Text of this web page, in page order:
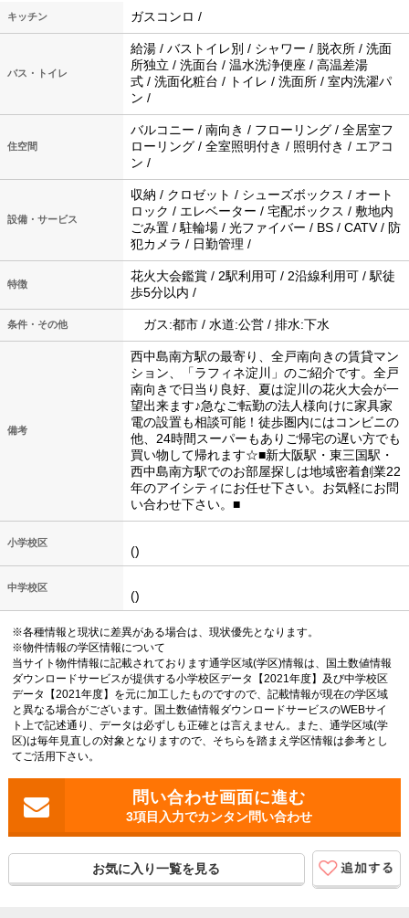
キッチン ガスコンロ /
バス・トイレ
給湯 / バストイレ別 / シャワー / 脱衣所 / 洗面
所独立 / 洗面台 / 温水洗浄便座 / 高温差湯
式 / 洗面化粧台 / トイレ / 洗面所 / 室内洗濯パ
ン /
住空間
バルコニー / 南向き / フローリング / 全居室フ
ローリング / 全室照明付き / 照明付き / エアコ
ン /
設備・サービス
収納 / クロゼット / シューズボックス / オート
ロック / エレベーター / 宅配ボックス / 敷地内
ごみ置 / 駐輪場 / 光ファイバー / BS / CATV / 防
犯カメラ / 日勤管理 /
特徴
花火大会鑑賞 / 2駅利用可 / 2沿線利用可 / 駅徒
歩5分以内 /
条件・その他 ガス:都市 / 水道:公営 / 排水:下水
備考
西中島南方駅の最寄り、全戸南向きの賃貸マン
ション、「ラフィネ淀川」のご紹介です。全戸
南向きで日当り良好、夏は淀川の花火大会が一
望出来ます♪急なご転勤の法人様向けに家具家
電の設置も相談可能！徒歩圏内にはコンビニの
他、24時間スーパーもありご帰宅の遅い方でも
買い物して帰れます☆■新大阪駅・東三国駅・
西中島南方駅でのお部屋探しは地域密着創業22
年のアイシティにお任せ下さい。お気軽にお問
い合わせ下さい。■
小学校区
()
中学校区
()
※各種情報と現状に差異がある場合は、現状優先となります。
※物件情報の学区情報について
当サイト物件情報に記載されております通学区域(学区)情報は、国土数値情報
ダウンロードサービスが提供する小学校区データ【2021年度】及び中学校区
データ【2021年度】を元に加工したものですので、記載情報が現在の学区域
と異なる場合がございます。国土数値情報ダウンロードサービスのWEBサイ
ト上で記述通り、データは必ずしも正確とは言えません。また、通学区域(学
区)は毎年見直しの対象となりますので、そちらを踏まえ学区情報は参考とし
てご活用下さい。
3項目入力でカンタン問い合わせ
お気に入り一覧を見る